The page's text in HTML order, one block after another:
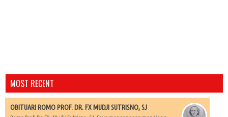
MOST RECENT
OBITUARI ROMO PROF. DR. FX MUDJI SUTRISNO, SJ